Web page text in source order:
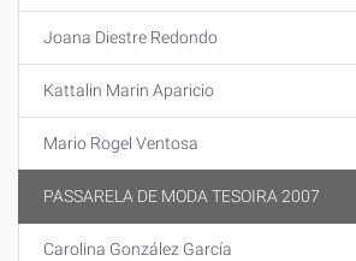
Joana Diestre Redondo
Kattalin Marin Aparicio
Mario Rogel Ventosa
PASSARELA DE MODA TESOIRA 2007
Carolina González García